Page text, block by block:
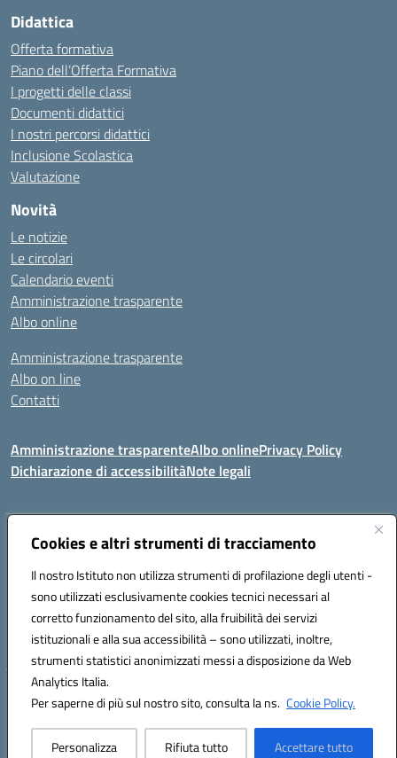
Cookies e altri strumenti di tracciamento
Il nostro Istituto non utilizza strumenti di profilazione degli utenti -
sono utilizzati esclusivamente cookies tecnici necessari al
corretto funzionamento del sito, alla fruibilità dei servizi
istituzionali e alla sua accessibilità – sono utilizzati, inoltre,
strumenti statistici anonimizzati messi a disposizione da Web
Analytics Italia.
Per saperne di più sul nostro sito, consulta la ns. Cookie Policy.
Personalizza Rifiuta tutto Accettare tutto
Didattica
Offerta formativa
Piano dell’Offerta Formativa
I progetti delle classi
Documenti didattici
I nostri percorsi didattici
Inclusione Scolastica
Valutazione
Novità
Le notizie
Le circolari
Calendario eventi
Amministrazione trasparente
Albo online
Amministrazione trasparente
Albo on line
Contatti
Amministrazione trasparenteAlbo onlinePrivacy Policy
Dichiarazione di accessibilitàNote legali
Indirizzo:Via Tirso, 07011 Bono (SS)
Posta elettronica certificata (PEC):ssic820006@pec.istruzione.it
Codice fiscale: 81000530907
Codice meccanografico: SSIC820006
Hosting & Powered by 3D Solution S.r.l.
Concept & Design by Designers Italia